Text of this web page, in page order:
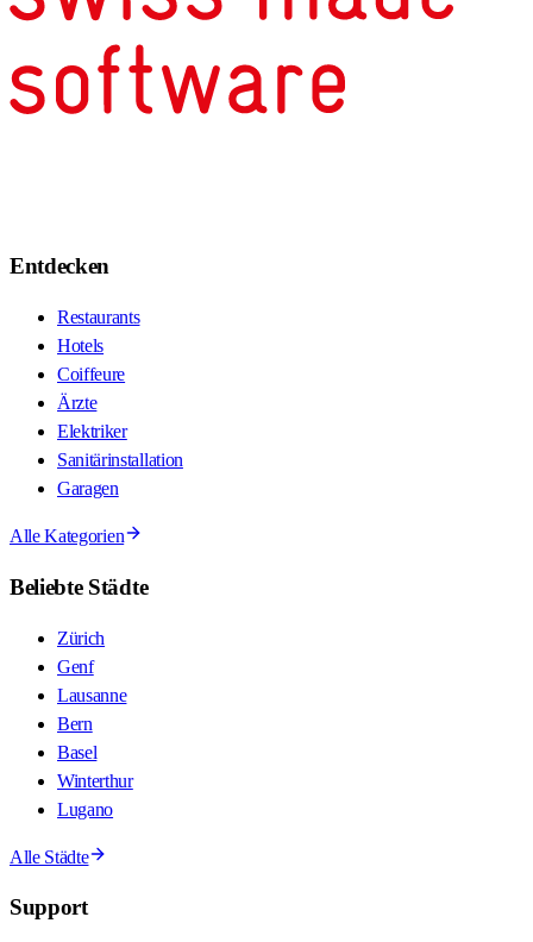
Entdecken
Restaurants
Hotels
Coiffeure
Ärzte
Elektriker
Sanitärinstallation
Garagen
Alle Kategorien
Beliebte Städte
Zürich
Genf
Lausanne
Bern
Basel
Winterthur
Lugano
Alle Städte
Support